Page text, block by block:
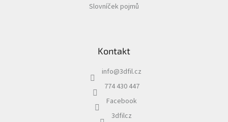
Slovníček pojmů
Kontakt
info@3dfil.cz
774 430 447
Facebook
3dfilcz